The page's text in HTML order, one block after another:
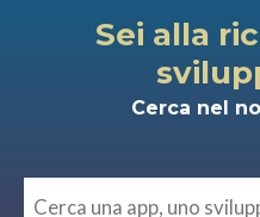
Sei alla
Cerca nel